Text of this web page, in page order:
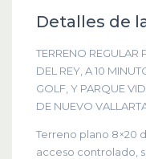
Detalles de
TERRENO
DEL REY, A 10
GOLF, Y PARQUE
DE NUEVO
Terreno plano 8×20
acceso controlado,